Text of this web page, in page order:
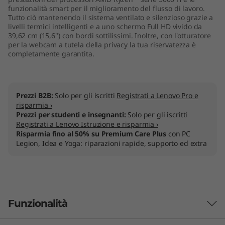
funzionalità smart per il miglioramento del flusso di lavoro.
Tutto ciò mantenendo il sistema ventilato e silenzioso grazie a
livelli termici intelligenti e a uno schermo Full HD vivido da
39,62 cm (15,6") con bordi sottilissimi. Inoltre, con l'otturatore
per la webcam a tutela della privacy la tua riservatezza è
completamente garantita.
Prezzi B2B: Solo per gli iscritti Registrati a Lenovo Pro e
risparmia ›
Prezzi per studenti e insegnanti: Solo per gli iscritti
Registrati a Lenovo Istruzione e risparmia ›
Risparmia fino al 50% su Premium Care Plus con PC
Legion, Idea e Yoga: riparazioni rapide, supporto ed extra
Funzionalità